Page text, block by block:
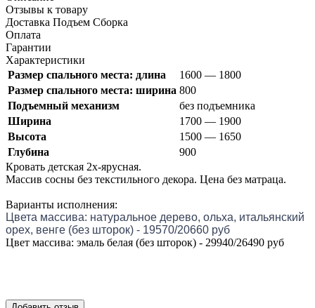
Отзывы к товару
Доставка Подъем Сборка
Оплата
Гарантии
Характеристики
Размер спального места: длина
1600 — 1800
Размер спального места: ширина 800
Подъемный механизм
без подъемника
Ширина
1700 — 1900
Высота
1500 — 1650
Глубина
900
Кровать детская 2х-ярусная.
Массив сосны без текстильного декора. Цена без матраца.
Варианты исполнения:
Цвета массива: натуральное дерево, ольха, итальянский
орех, венге (без шторок) - 19570/20660 руб
Цвет массива: эмаль белая (без шторок) - 29940/26490 руб